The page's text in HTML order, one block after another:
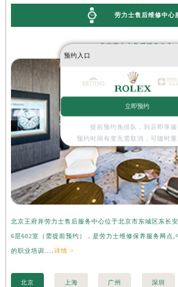
劳力士售后维修中心
北京劳力士售后服务中心
北京王府井劳力士售后服务中心位于北京市东城区东长
6层602室（需提前预约），是劳力士维修保养服务网点,
的职业培训....详情 >
北京 上海 广州 深圳
预约入口
立即预约
提前预约免排队，到店即享服
预约时间有变无需取消，可随时重